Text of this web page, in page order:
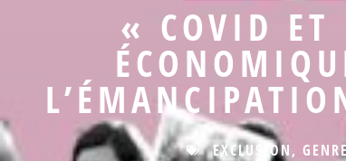
« COVID ET
EXCLUSION,